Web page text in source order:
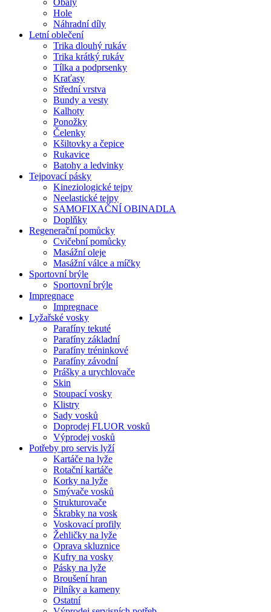
Obaly
Hole
Náhradní díly
Letní oblečení
Trika dlouhý rukáv
Trika krátký rukáv
Tílka a podprsenky
Kraťasy
Střední vrstva
Bundy a vesty
Kalhoty
Ponožky
Čelenky
Kšiltovky a čepice
Rukavice
Batohy a ledvinky
Tejpovací pásky
Kineziologické tejpy
Neelastické tejpy
SAMOFIXAČNÍ OBINADLA
Doplňky
Regenerační pomůcky
Cvičební pomůcky
Masážní oleje
Masážní válce a míčky
Sportovní brýle
Sportovní brýle
Impregnace
Impregnace
Lyžařské vosky
Parafíny tekuté
Parafíny základní
Parafíny tréninkové
Parafíny závodní
Prášky a urychlovače
Skin
Stoupací vosky
Klistry
Sady vosků
Doprodej FLUOR vosků
Výprodej vosků
Potřeby pro servis lyží
Kartáče na lyže
Rotační kartáče
Korky na lyže
Smývače vosků
Strukturovače
Škrabky na vosk
Voskovací profily
Žehličky na lyže
Oprava skluznice
Kufry na vosky
Pásky na lyže
Broušení hran
Pilníky a kameny
Ostatní